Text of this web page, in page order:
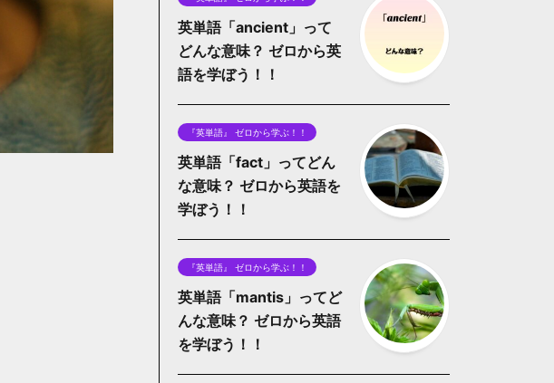
英単語「ancient」って
どんな意味？ ゼロから英
語を学ぼう！！
『英単語』 ゼロから学ぶ！！
英単語「fact」ってどん
な意味？ ゼロから英語を
学ぼう！！
『英単語』 ゼロから学ぶ！！
英単語「mantis」ってど
んな意味？ ゼロから英語
を学ぼう！！